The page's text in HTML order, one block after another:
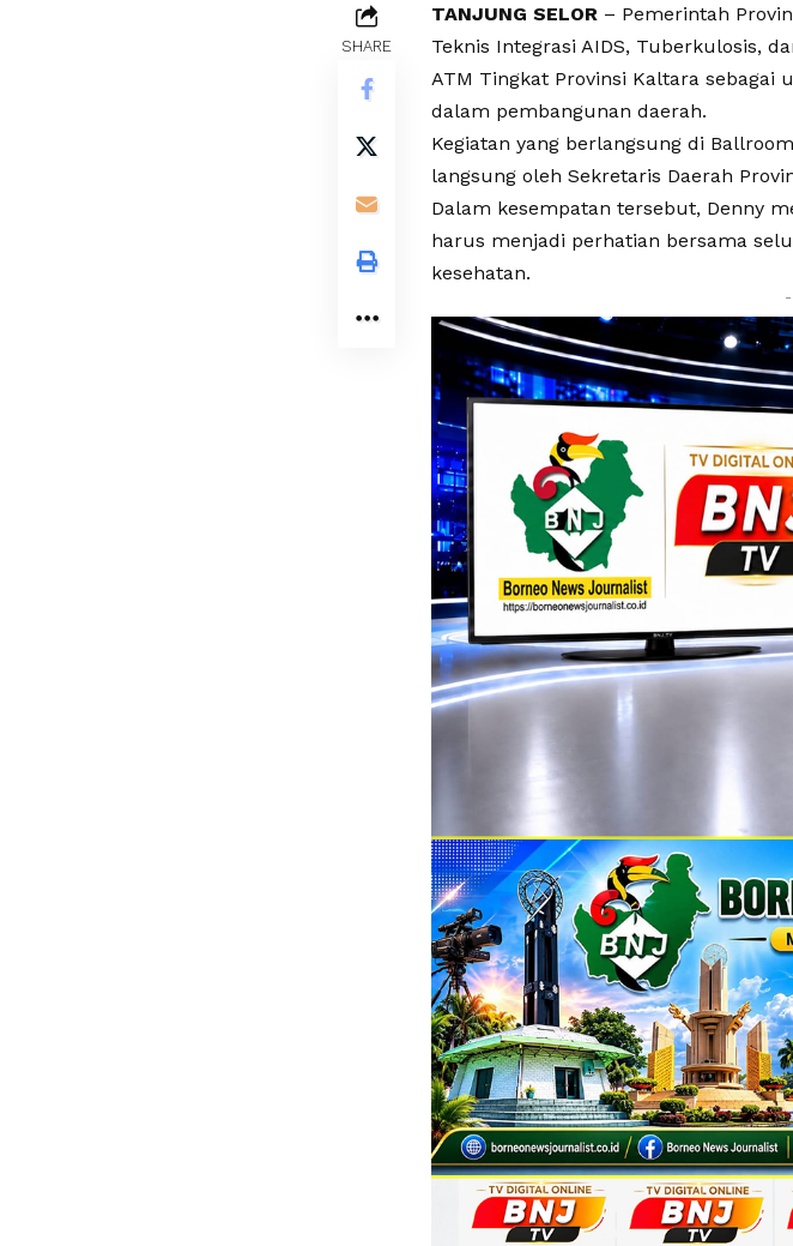
SHARE
TANJUNG SELOR – Pemerintah
Teknis Integrasi AIDS, Tuberkulosis,
ATM Tingkat Provinsi Kaltara sebagai
dalam pembangunan daerah.
Kegiatan yang berlangsung di
langsung oleh Sekretaris Daerah
Dalam kesempatan tersebut, Denny
harus menjadi perhatian bersama
kesehatan.